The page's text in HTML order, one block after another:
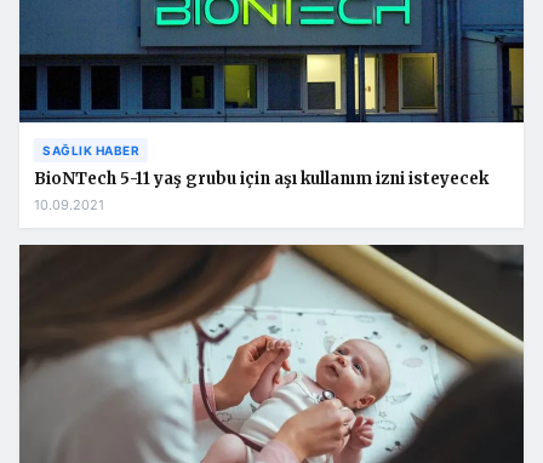
SAĞLIK HABER
BioNTech 5-11 yaş grubu için aşı kullanım izni isteyecek
10.09.2021